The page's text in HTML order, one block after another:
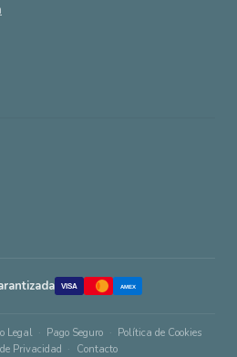
VISA AMEX
Legal Pago Seguro
Política de Cookies
Privacidad
Contacto